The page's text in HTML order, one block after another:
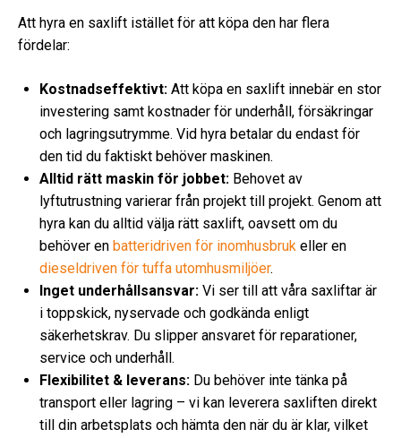
Att hyra en saxlift istället för att köpa den har flera
fördelar:
Kostnadseffektivt: Att köpa en saxlift innebär en stor
investering samt kostnader för underhåll, försäkringar
och lagringsutrymme. Vid hyra betalar du endast för
den tid du faktiskt behöver maskinen.
Alltid rätt maskin för jobbet: Behovet av
lyftutrustning varierar från projekt till projekt. Genom att
hyra kan du alltid välja rätt saxlift, oavsett om du
behöver en batteridriven för inomhusbruk eller en
dieseldriven för tuffa utomhusmiljöer.
Inget underhållsansvar: Vi ser till att våra saxliftar är
i toppskick, nyservade och godkända enligt
säkerhetskrav. Du slipper ansvaret för reparationer,
service och underhåll.
Flexibilitet & leverans: Du behöver inte tänka på
transport eller lagring – vi kan leverera saxliften direkt
till din arbetsplats och hämta den när du är klar, vilket